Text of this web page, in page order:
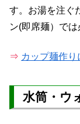
す。お湯を注ぐ
ン(即席麺）では
⇒ カップ麺作り
水筒・ウ